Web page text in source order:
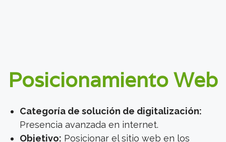
Posicionamiento Web
Categoría de solución de digitalización:
Presencia avanzada en internet.
Objetivo: Posicionar el sitio web en los